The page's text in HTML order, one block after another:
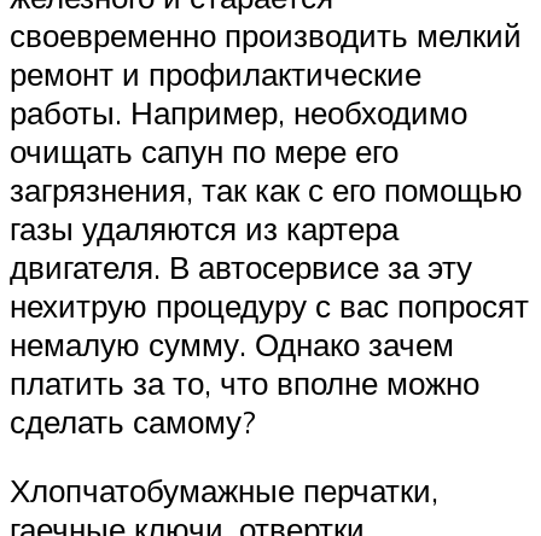
своевременно производить мелкий
ремонт и профилактические
работы. Например, необходимо
очищать сапун по мере его
загрязнения, так как с его помощью
газы удаляются из картера
двигателя. В автосервисе за эту
нехитрую процедуру с вас попросят
немалую сумму. Однако зачем
платить за то, что вполне можно
сделать самому?
Хлопчатобумажные перчатки,